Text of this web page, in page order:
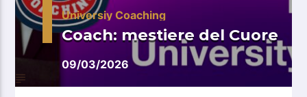
Universiy Coaching
09/03/2026
Coach: mestiere del Cuore